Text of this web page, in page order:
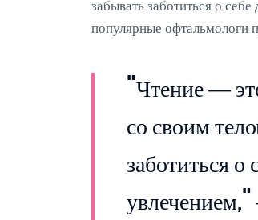
забывать заботиться о
популярные офтальмологи
"Чтение —
со своим
заботиться о